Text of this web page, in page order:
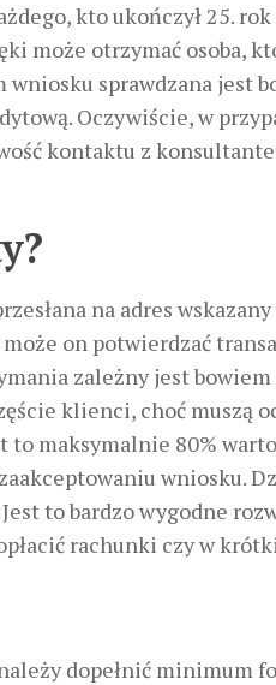
kto ukończył 25.
może otrzymać osoba,
wniosku sprawdzana jest
Oczywiście, w
kontaktu z
na adres
on potwierdzać
zależny jest
klienci, choć muszą
to maksymalnie 80%
wniosku.
to bardzo wygodne
rachunki czy w
dopełnić minimum